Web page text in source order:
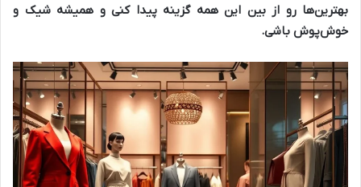
بهترین‌ها رو از بین این همه گزینه پیدا کنی و همیشه شیک و
خوش‌پوش باشی.